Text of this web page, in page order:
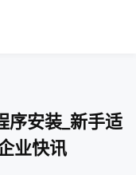
序安装_新手适
业快讯